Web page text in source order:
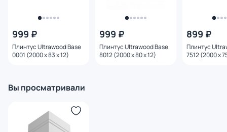
999 ₽
Плинтус Ultrawood Base
0001 (2000 x 83 x 12)
999 ₽
Плинтус Ultrawood Base
8012 (2000 x 80 x 12)
899 ₽
Плинтус
7512 (2000 х
Вы просматривали